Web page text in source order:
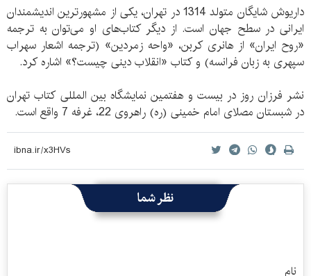
داریوش شایگان متولد 1314 در تهران، یکی از مشهورترین اندیشمندان
ایرانی در سطح جهان است. از دیگر کتاب‌های او می‌توان به ترجمه
«روح ایران» از هانری کربن، «واحه زمردین» (ترجمه اشعار سهراب
سپهری به زبان فرانسه) و کتاب «انقلاب دینی چیست؟» اشاره کرد.
نشر فرزان روز در بیست و هفتمین نمایشگاه بین المللی کتاب تهران
در شبستان مصلای امام خمینی (ره) راهروی 22، غرفه 7 واقع است.
نظر شما
نام